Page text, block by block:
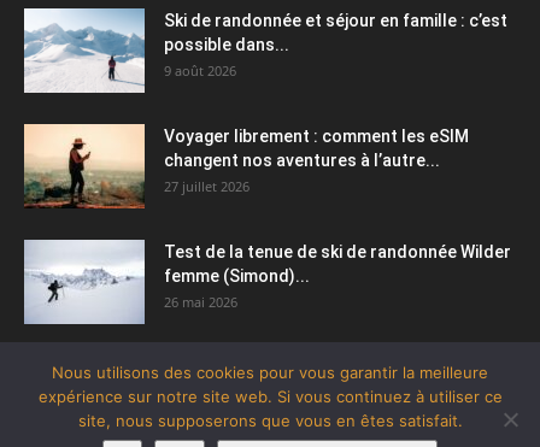
Ski de randonnée et séjour en famille : c’est
possible dans...
9 août 2026
Voyager librement : comment les eSIM
changent nos aventures à l’autre...
27 juillet 2026
Test de la tenue de ski de randonnée Wilder
femme (Simond)...
26 mai 2026
Nous utilisons des cookies pour vous garantir la meilleure
expérience sur notre site web. Si vous continuez à utiliser ce
site, nous supposerons que vous en êtes satisfait.